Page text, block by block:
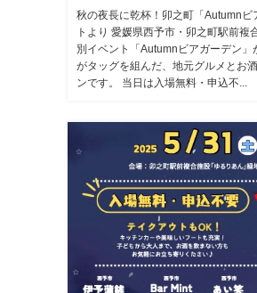
秋の夜長に乾杯！卯之町「Autumnビ
トより 愛媛県西予市・卯之町駅前
別イベント「Autumnビアガーデン
がタッグを組んだ、地元グルメとお
ンです。 当日は入場無料・申込不...